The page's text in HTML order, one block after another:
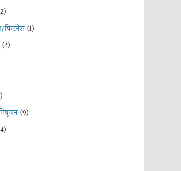
फिटनेस(1)
(2)
(9)